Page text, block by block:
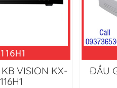
VISION KX-
ĐẦU